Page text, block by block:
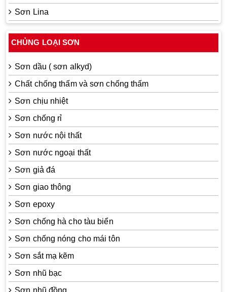
Sơn Lina
CHỦNG LOẠI SƠN
Sơn dầu ( sơn alkyd)
Chất chống thấm và sơn chống thấm
Sơn chịu nhiệt
Sơn chống rỉ
Sơn nước nội thất
Sơn nước ngoại thất
Sơn giả đá
Sơn giao thông
Sơn epoxy
Sơn chống hà cho tàu biển
Sơn chống nóng cho mái tôn
Sơn sắt mạ kẽm
Sơn nhũ bạc